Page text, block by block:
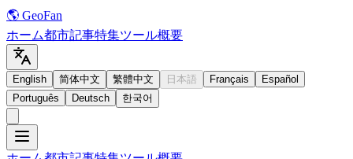
🌎 GeoFan
ホーム都市記事特集ツール概要
English 简体中文 繁體中文 日本語 Français
Español
Português
Deutsch 한국어